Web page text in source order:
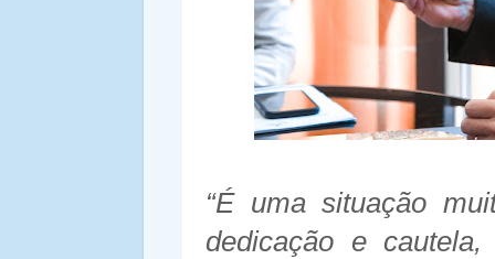
“É uma situação
dedicação e